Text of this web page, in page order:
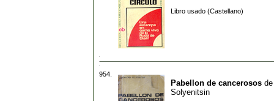
Libro usado (Castellano)
954.
Pabellon de cancerosos de
Solyenitsin